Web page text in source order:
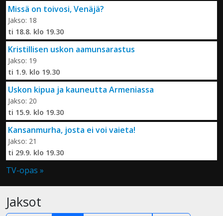
Missä on toivosi, Venäjä?
Jakso: 18
ti 18.8. klo 19.30
Kristillisen uskon aamunsarastus
Jakso: 19
ti 1.9. klo 19.30
Uskon kipua ja kauneutta Armeniassa
Jakso: 20
ti 15.9. klo 19.30
Kansanmurha, josta ei voi vaieta!
Jakso: 21
ti 29.9. klo 19.30
TV-opas »
Jaksot